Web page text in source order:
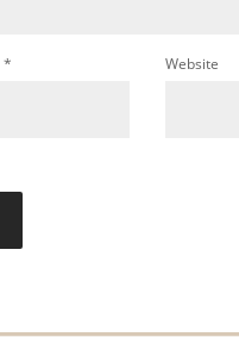
* Website